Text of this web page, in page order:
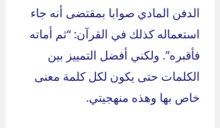
الدفن المادي صوابا بمقتضى أنه جاء
استعماله كذلك في القرآن: “ثم أماته
فأقبره”. ولكني أفضل التمييز بين
الكلمات حتى يكون لكل كلمة معنى
خاص بها وهذه منهجيتي.